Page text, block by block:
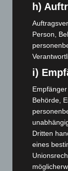
Juli 2026 (73)
Juni 2026(139)
Mai 2026(99)
April 2026(99)
März 2026(115)
Februar 2026
Januar 2026
Dezember 2025
November 2025
Oktober 2025
September
h)
Person,
i)
Behörde,
Dritten
eines